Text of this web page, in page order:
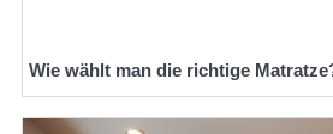
Wie wählt man die richtige